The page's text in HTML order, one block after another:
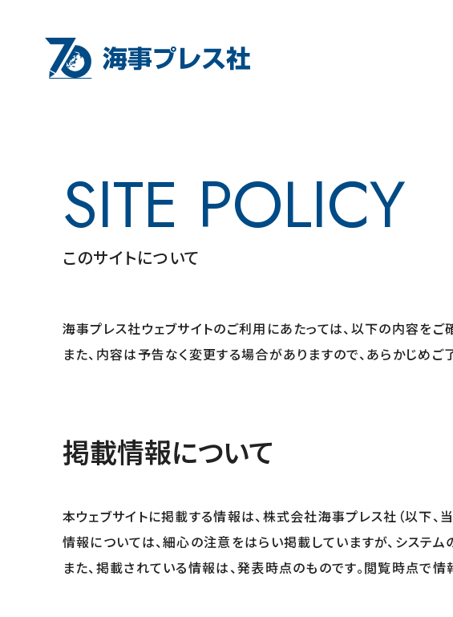
SITE POLICY
このサイトについて
海事プレス社ウェブサイトのご利用にあたっては、以下の内容をご
また、内容は予告なく変更する場合がありますので、あらかじめご
掲載情報について
本ウェブサイトに掲載する情報は、株式会社海事プレス社（以下、
情報については、細心の注意をはらい掲載していますが、システ
また、掲載されている情報は、発表時点のものです。閲覧時点で